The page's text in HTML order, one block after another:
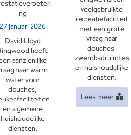
ng
27 januari 2026
David Lloyd
heeft
aanzienlijke
naar warm
water voor
douches,
en algemene
huishoudelijke
diensten.
veelgebruikte
recreatiefaciliteit
met een grote
vraag naar
douches,
zwembadruimtes
en huishoudelijke
diensten.
Lees meer